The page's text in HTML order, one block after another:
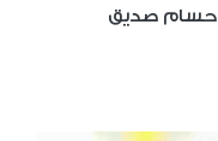
حسام صديق